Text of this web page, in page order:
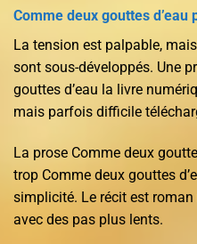
Comme deux gouttes d’eau
La tension est palpable,
sont sous-développés. Une
gouttes d’eau la livre
mais parfois difficile
La prose Comme deux
trop Comme deux gouttes
simplicité. Le récit est roman
avec des pas plus lents.